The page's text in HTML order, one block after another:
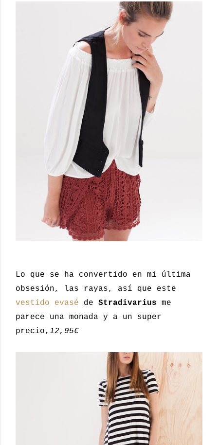
Lo que se ha convertido en mi última
obsesión, las rayas, así que este
vestido evasé de Stradivarius me
parece una monada y a un super
precio, 12,95€